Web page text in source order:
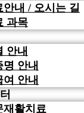
안내 / 오시는 길
과목
안내
명 안내
여 안내
재활치료